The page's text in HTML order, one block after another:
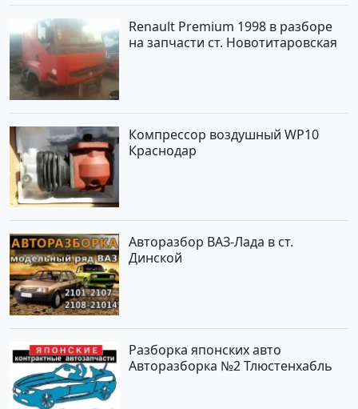
Renault Premium 1998 в разборе
на запчасти ст. Новотитаровская
Компрессор воздушный WP10
Краснодар
Авторазбор ВАЗ-Лада в ст.
Динской
Разборка японских авто
Авторазборка №2 Тлюстенхабль